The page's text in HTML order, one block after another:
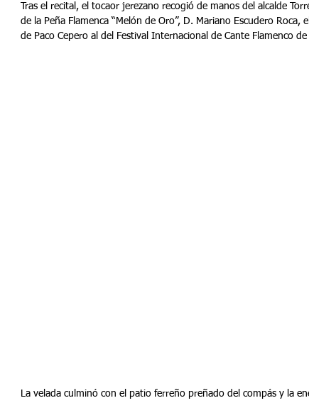
Tras el recital, el tocaor jerezano recogió de manos del alcalde
de la Peña Flamenca “Melón de Oro”, D. Mariano Escudero
de Paco Cepero al del Festival Internacional de Cante Flamenco
La velada culminó con el patio ferreño preñado del compás y la